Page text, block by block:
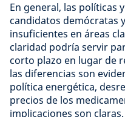
En general, las políticas
candidatos demócratas
insuficientes en áreas
claridad podría servir
corto plazo en lugar de
las diferencias son
política energética,
precios de los
implicaciones son